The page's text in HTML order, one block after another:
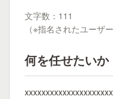
文字数：111
（※指名されたユーザ
何を任せたいか
xxxxxxxxxxxxxxxxxxxxx